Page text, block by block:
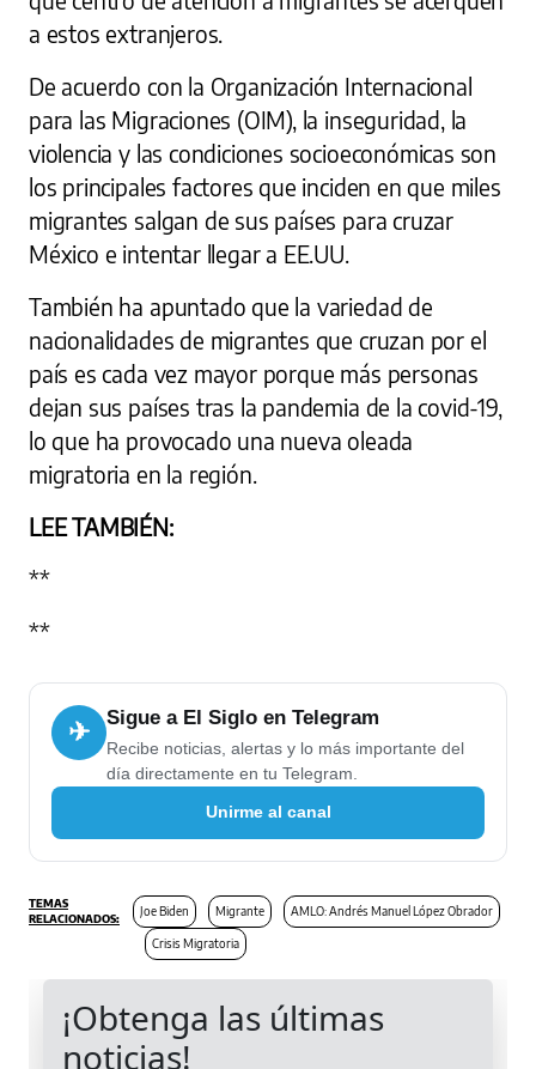
a estos extranjeros.
De acuerdo con la Organización Internacional
para las Migraciones (OIM), la inseguridad, la
violencia y las condiciones socioeconómicas son
los principales factores que inciden en que miles
migrantes salgan de sus países para cruzar
México e intentar llegar a EE.UU.
También ha apuntado que la variedad de
nacionalidades de migrantes que cruzan por el
país es cada vez mayor porque más personas
dejan sus países tras la pandemia de la covid-19,
lo que ha provocado una nueva oleada
migratoria en la región.
LEE TAMBIÉN:
**
**
✈ Sigue a El Siglo en Telegram
Recibe noticias, alertas y lo más importante del
día directamente en tu Telegram.
Unirme al canal
Joe Biden Migrante AMLO: Andrés Manuel López Obrador
Crisis Migratoria